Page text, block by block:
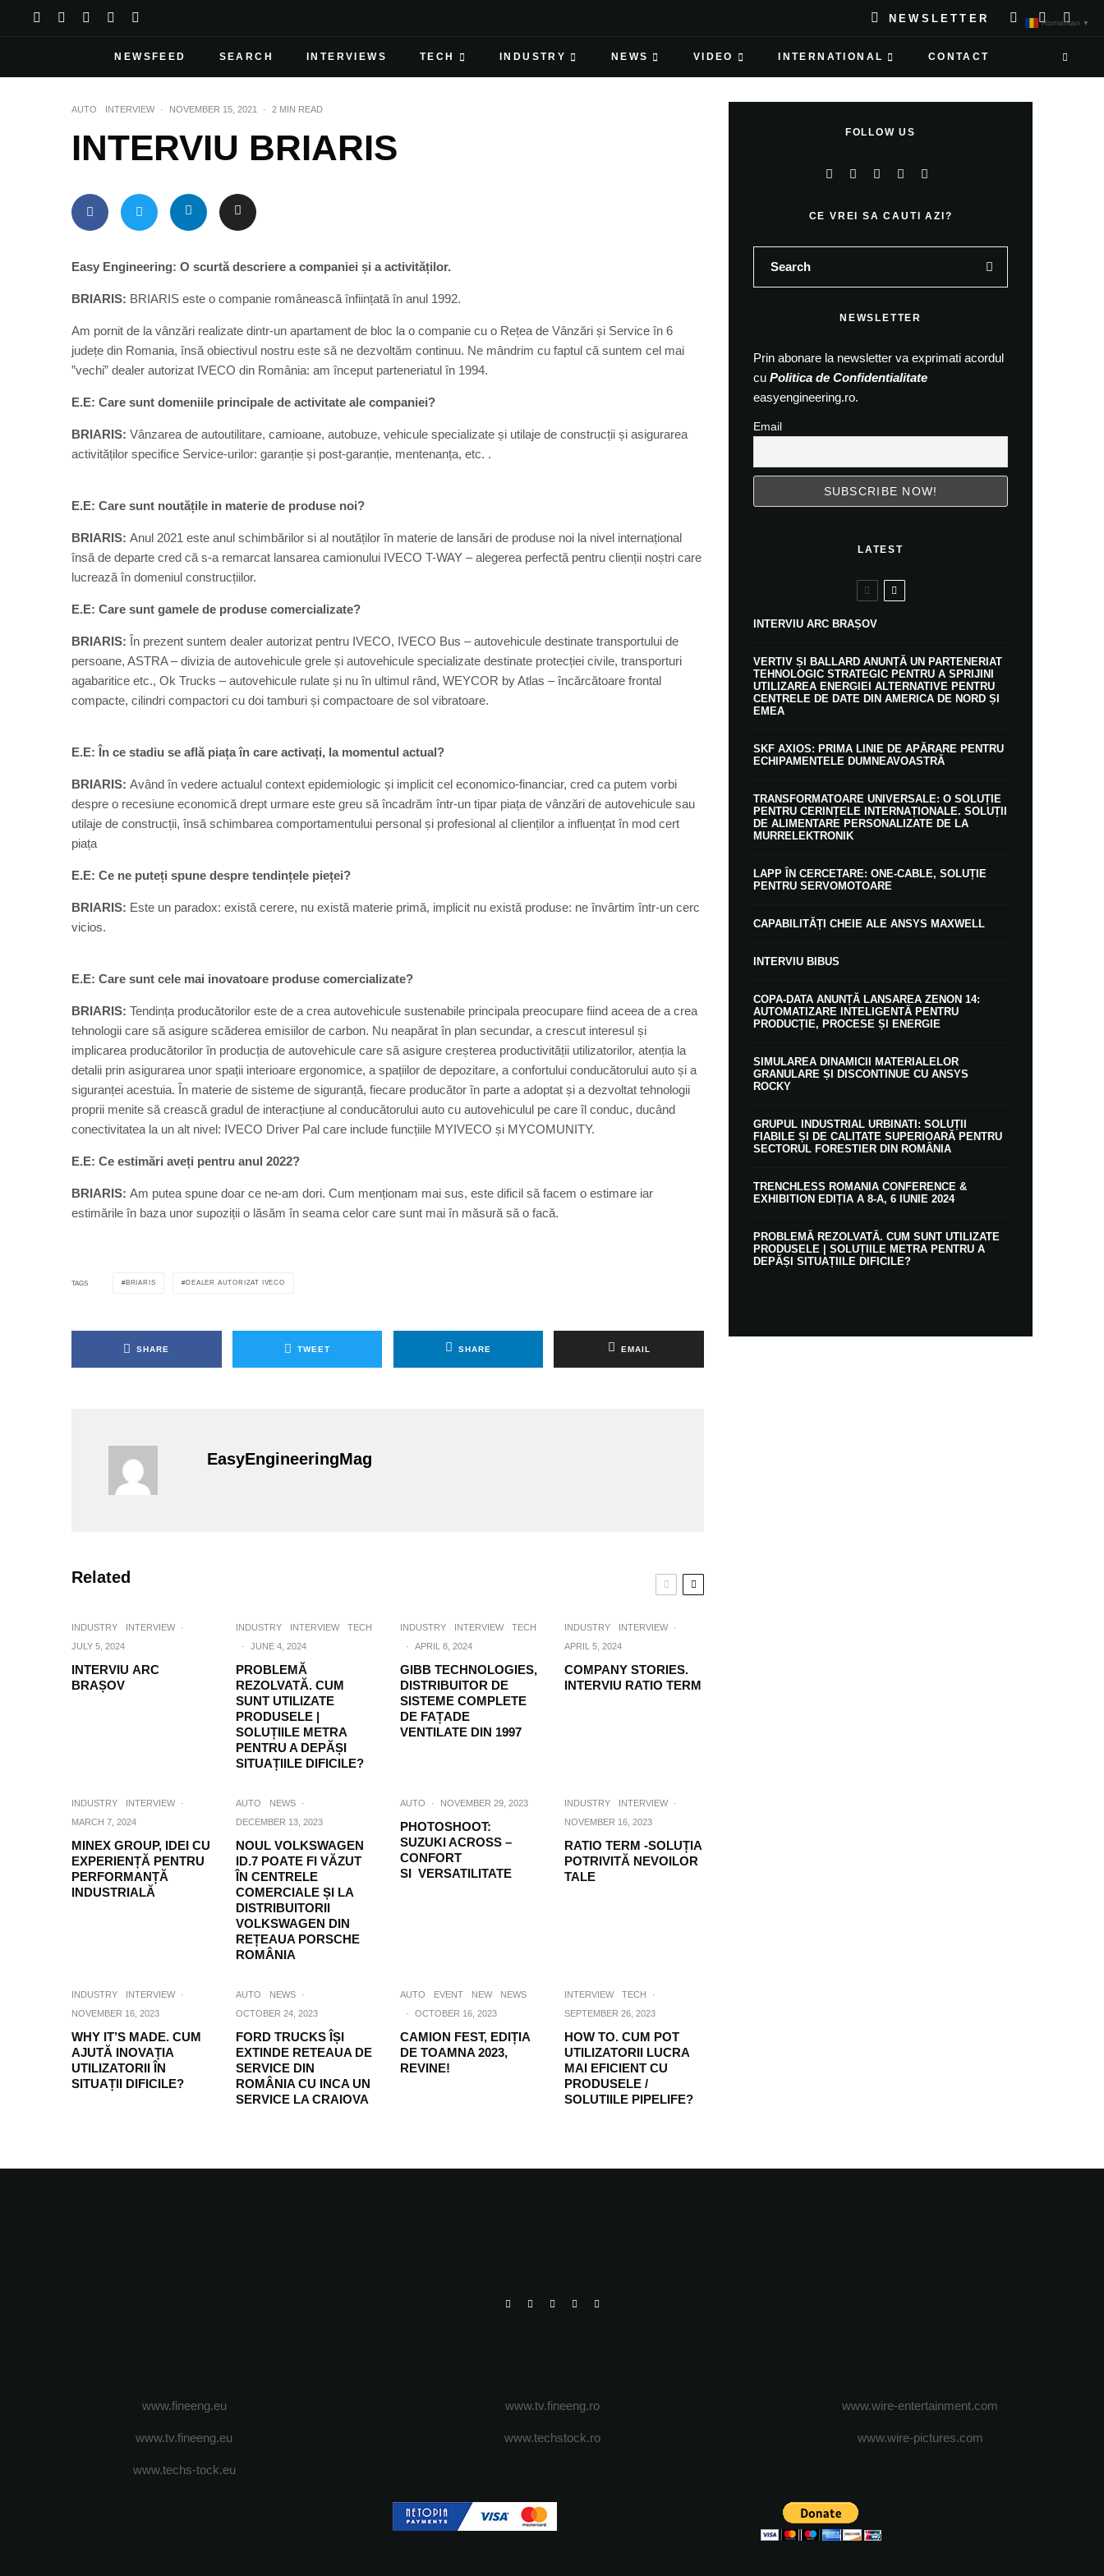
NEWSLETTER
NEWSFEED SEARCH INTERVIEWS TECH INDUSTRY NEWS VIDEO INTERNATIONAL CONTACT
AUTO INTERVIEW · NOVEMBER 15, 2021 · 2 MIN READ
INTERVIU BRIARIS
Easy Engineering: O scurtă descriere a companiei și a activităților.
BRIARIS: BRIARIS este o companie românească înființată în anul 1992.
Am pornit de la vânzări realizate dintr-un apartament de bloc la o companie cu o Rețea de Vânzări și Service în 6
județe din Romania, însă obiectivul nostru este să ne dezvoltăm continuu. Ne mândrim cu faptul că suntem cel mai
”vechi” dealer autorizat IVECO din România: am început parteneriatul în 1994.
E.E: Care sunt domeniile principale de activitate ale companiei?
BRIARIS: Vânzarea de autoutilitare, camioane, autobuze, vehicule specializate și utilaje de construcții și asigurarea
activităților specifice Service-urilor: garanție și post-garanție, mentenanța, etc. .
E.E: Care sunt noutățile in materie de produse noi?
BRIARIS: Anul 2021 este anul schimbărilor si al noutăților în materie de lansări de produse noi la nivel internațional
însă de departe cred că s-a remarcat lansarea camionului IVECO T-WAY – alegerea perfectă pentru clienții noștri care
lucrează în domeniul construcțiilor.
E.E: Care sunt gamele de produse comercializate?
BRIARIS: În prezent suntem dealer autorizat pentru IVECO, IVECO Bus – autovehicule destinate transportului de
persoane, ASTRA – divizia de autovehicule grele și autovehicule specializate destinate protecției civile, transporturi
agabaritice etc., Ok Trucks – autovehicule rulate și nu în ultimul rând, WEYCOR by Atlas – încărcătoare frontal
compacte, cilindri compactori cu doi tamburi și compactoare de sol vibratoare.
E.E: În ce stadiu se află piața în care activați, la momentul actual?
BRIARIS: Având în vedere actualul context epidemiologic și implicit cel economico-financiar, cred ca putem vorbi
despre o recesiune economică drept urmare este greu să încadrăm într-un tipar piața de vânzări de autovehicule sau
utilaje de construcții, însă schimbarea comportamentului personal și profesional al clienților a influențat în mod cert
piața
E.E: Ce ne puteți spune despre tendințele pieței?
BRIARIS: Este un paradox: există cerere, nu există materie primă, implicit nu există produse: ne învârtim într-un cerc
vicios.
E.E: Care sunt cele mai inovatoare produse comercializate?
BRIARIS: Tendința producătorilor este de a crea autovehicule sustenabile principala preocupare fiind aceea de a crea
tehnologii care să asigure scăderea emisiilor de carbon. Nu neapărat în plan secundar, a crescut interesul și
implicarea producătorilor în producția de autovehicule care să asigure creșterea productivității utilizatorilor, atenția la
detalii prin asigurarea unor spații interioare ergonomice, a spațiilor de depozitare, a confortului conducătorului auto și a
siguranței acestuia. În materie de sisteme de siguranță, fiecare producător în parte a adoptat și a dezvoltat tehnologii
proprii menite să crească gradul de interacțiune al conducătorului auto cu autovehiculul pe care îl conduc, ducând
conectivitatea la un alt nivel: IVECO Driver Pal care include funcțiile MYIVECO și MYCOMUNITY.
E.E: Ce estimări aveți pentru anul 2022?
BRIARIS: Am putea spune doar ce ne-am dori. Cum menționam mai sus, este dificil să facem o estimare iar
estimările în baza unor supoziții o lăsăm în seama celor care sunt mai în măsură să o facă.
TAGS BRIARIS DEALER AUTORIZAT IVECO
SHARE TWEET SHARE EMAIL
EasyEngineeringMag
Related
INDUSTRY INTERVIEW
·
JULY 5, 2024
INTERVIU ARC
BRAȘOV
INDUSTRY INTERVIEW
TECH
·
JUNE 4, 2024
PROBLEMĂ
REZOLVATĂ. CUM
SUNT UTILIZATE
PRODUSELE |
SOLUȚIILE METRA
PENTRU A DEPĂȘI
SITUAȚIILE DIFICILE?
INDUSTRY INTERVIEW
TECH
·
APRIL 8, 2024
GIBB TECHNOLOGIES,
DISTRIBUITOR DE
SISTEME COMPLETE
DE FAȚADE
VENTILATE DIN 1997
INDUSTRY INTERVIEW
·
APRIL 5, 2024
COMPANY STORIES.
INTERVIU RATIO TERM
INDUSTRY INTERVIEW
·
MARCH 7, 2024
MINEX GROUP, IDEI CU
EXPERIENȚĂ PENTRU
PERFORMANȚĂ
INDUSTRIALĂ
AUTO NEWS
·
DECEMBER 13, 2023
NOUL VOLKSWAGEN
ID.7 POATE FI VĂZUT
ÎN CENTRELE
COMERCIALE ȘI LA
DISTRIBUITORII
VOLKSWAGEN DIN
REȚEAUA PORSCHE
ROMÂNIA
AUTO · NOVEMBER 29, 2023
PHOTOSHOOT:
SUZUKI ACROSS –
CONFORT
SI VERSATILITATE
INDUSTRY INTERVIEW
·
NOVEMBER 16, 2023
RATIO TERM -SOLUȚIA
POTRIVITĂ NEVOILOR
TALE
INDUSTRY INTERVIEW
·
NOVEMBER 16, 2023
WHY IT’S MADE. CUM
AJUTĂ INOVAȚIA
UTILIZATORII ÎN
SITUAȚII DIFICILE?
AUTO NEWS
·
OCTOBER 24, 2023
FORD TRUCKS ÎȘI
EXTINDE RETEAUA DE
SERVICE DIN
ROMÂNIA CU INCA UN
SERVICE LA CRAIOVA
AUTO EVENT NEW
NEWS
·
OCTOBER 16, 2023
CAMION FEST, EDIȚIA
DE TOAMNA 2023,
REVINE!
INTERVIEW TECH
·
SEPTEMBER 26, 2023
HOW TO. CUM POT
UTILIZATORII LUCRA
MAI EFICIENT CU
PRODUSELE /
SOLUTIILE PIPELIFE?
FOLLOW US
CE VREI SA CAUTI AZI?
NEWSLETTER
Prin abonare la newsletter va exprimati acordul
cu Politica de Confidentialitate
easyengineering.ro.
Email
LATEST
INTERVIU ARC BRAȘOV
VERTIV ȘI BALLARD ANUNȚĂ UN PARTENERIAT
TEHNOLOGIC STRATEGIC PENTRU A SPRIJINI
UTILIZAREA ENERGIEI ALTERNATIVE PENTRU
CENTRELE DE DATE DIN AMERICA DE NORD ȘI
EMEA
SKF AXIOS: PRIMA LINIE DE APĂRARE PENTRU
ECHIPAMENTELE DUMNEAVOASTRĂ
TRANSFORMATOARE UNIVERSALE: O SOLUȚIE
PENTRU CERINȚELE INTERNAȚIONALE. SOLUȚII
DE ALIMENTARE PERSONALIZATE DE LA
MURRELEKTRONIK
LAPP ÎN CERCETARE: ONE-CABLE, SOLUȚIE
PENTRU SERVOMOTOARE
CAPABILITĂȚI CHEIE ALE ANSYS MAXWELL
INTERVIU BIBUS
COPA-DATA ANUNȚĂ LANSAREA ZENON 14:
AUTOMATIZARE INTELIGENTĂ PENTRU
PRODUCȚIE, PROCESE ȘI ENERGIE
SIMULAREA DINAMICII MATERIALELOR
GRANULARE ȘI DISCONTINUE CU ANSYS
ROCKY
GRUPUL INDUSTRIAL URBINATI: SOLUȚII
FIABILE ȘI DE CALITATE SUPERIOARĂ PENTRU
SECTORUL FORESTIER DIN ROMÂNIA
TRENCHLESS ROMANIA CONFERENCE &
EXHIBITION EDIȚIA A 8-A, 6 IUNIE 2024
PROBLEMĂ REZOLVATĂ. CUM SUNT UTILIZATE
PRODUSELE | SOLUȚIILE METRA PENTRU A
DEPĂȘI SITUAȚIILE DIFICILE?
www.fineeng.eu
www.tv.fineeng.eu
www.techs-tock.eu
www.tv.fineeng.ro
www.techstock.ro
www.wire-entertainment.com
www.wire-pictures.com
Romanian ▼